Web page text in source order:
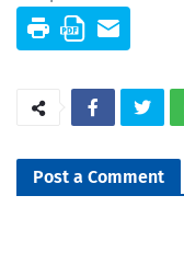
Post a Comment